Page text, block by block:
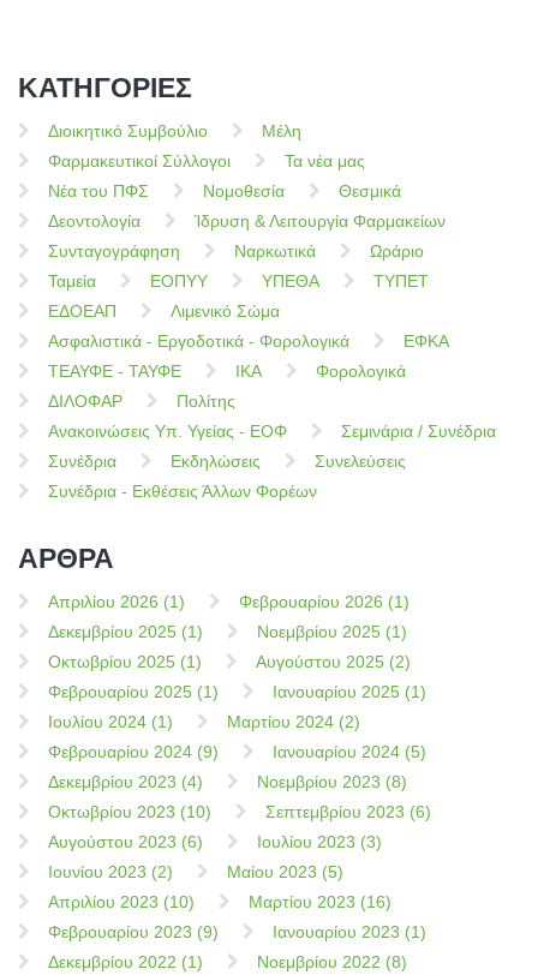
ΚΑΤΗΓΟΡΙΕΣ
Διοικητικό Συμβούλιο
Μέλη
Φαρμακευτικοί Σύλλογοι
Τα νέα μας
Νέα του ΠΦΣ
Νομοθεσία
Θεσμικά
Δεοντολογία
Ίδρυση & Λειτουργία Φαρμακείων
Συνταγογράφηση
Ναρκωτικά
Ωράριο
Ταμεία
ΕΟΠΥΥ ΥΠΕΘΑ
ΤΥΠΕΤ
ΕΔΟΕΑΠ
Λιμενικό Σώμα
Ασφαλιστικά - Εργοδοτικά - Φορολογικά
ΕΦΚΑ
ΤΕΑΥΦΕ - ΤΑΥΦΕ
ΙΚΑ
Φορολογικά
ΔΙΛΟΦΑΡ
Πολίτης
Ανακοινώσεις Υπ. Υγείας - ΕΟΦ
Σεμινάρια / Συνέδρια
Συνέδρια
Εκδηλώσεις
Συνελεύσεις
Συνέδρια - Εκθέσεις Άλλων Φορέων
ΑΡΘΡΑ
Απριλίου 2026 (1)
Φεβρουαρίου 2026 (1)
Δεκεμβρίου 2025 (1)
Νοεμβρίου 2025 (1)
Οκτωβρίου 2025 (1)
Αυγούστου 2025 (2)
Φεβρουαρίου 2025 (1)
Ιανουαρίου 2025 (1)
Ιουλίου 2024 (1)
Μαρτίου 2024 (2)
Φεβρουαρίου 2024 (9)
Ιανουαρίου 2024 (5)
Δεκεμβρίου 2023 (4)
Νοεμβρίου 2023 (8)
Οκτωβρίου 2023 (10)
Σεπτεμβρίου 2023 (6)
Αυγούστου 2023 (6)
Ιουλίου 2023 (3)
Ιουνίου 2023 (2)
Μαίου 2023 (5)
Απριλίου 2023 (10)
Μαρτίου 2023 (16)
Φεβρουαρίου 2023 (9)
Ιανουαρίου 2023 (1)
Δεκεμβρίου 2022 (1)
Νοεμβρίου 2022 (8)